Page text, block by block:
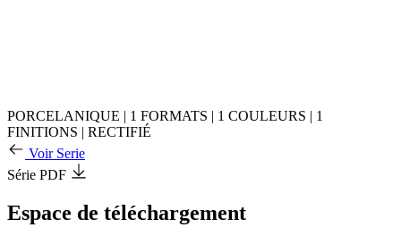
PORCELANIQUE | 1 FORMATS | 1 COULEURS | 1
FINITIONS | RECTIFIÉ
Voir Serie
Série PDF
Espace de téléchargement